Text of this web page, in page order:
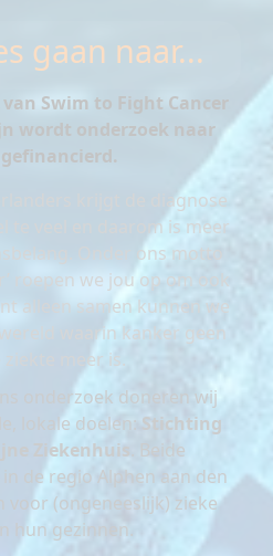
gaan naar...
Swim to Fight Cancer
wordt onderzoek naar
krijgt de diagnose
te veel en daarom is meer
Onder ons motto
roepen we jou op om ook
alleen samen kunnen we
waarin kanker geen
ziekte meer is.
onderzoek doneren wij
lokale doelen: Stichting
Ziekenhuis. Beide
de regio Alphen aan den
voor (ongeneeslijk) zieke
hun gezinnen.